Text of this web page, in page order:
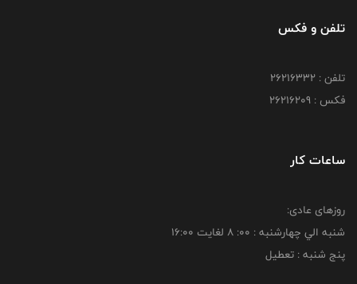
تلفن و فکس
تلفن : 26216332
فکس : 26216209
ساعات کار
روزهای عادی:
شنبه الي چهارشنبه : 00: 8 لغايت 16:00
پنج شنبه : تعطیل